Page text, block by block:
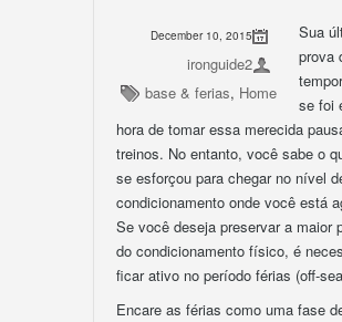
December 10, 2015
ironguide2
base & ferias, Home
Sua
prova
se foi
hora de tomar essa merecida
treinos. No entanto, você sabe o
se esforçou para chegar no nível
condicionamento onde você está
Se você deseja preservar a maior
do condicionamento físico, é
ficar ativo no período férias (off-
Encare as férias como uma fase